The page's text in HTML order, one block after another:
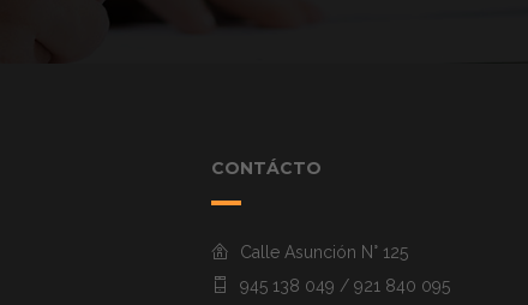
CONTÁCTO
Calle Asunción N° 125
945 138 049 / 921 840 095